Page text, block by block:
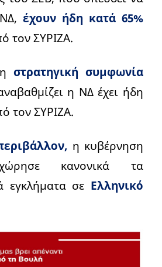
έχουν ήδη κατά 65%
τον ΣΥΡΙΖΑ.
στρατηγική συμφωνία
η ΝΔ έχει ήδη
τον ΣΥΡΙΖΑ.
η κυβέρνηση
κανονικά τα
εγκλήματα σε Ελληνικό